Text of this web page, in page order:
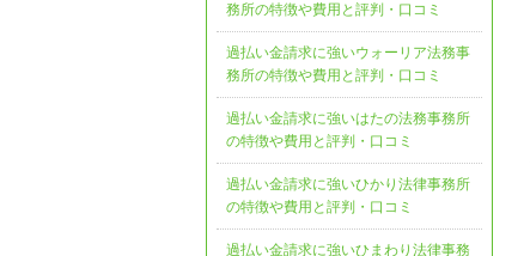
務所の特徴や費用と評判・口コミ
過払い金請求に強いウォーリア法務事
務所の特徴や費用と評判・口コミ
過払い金請求に強いはたの法務事務所
の特徴や費用と評判・口コミ
過払い金請求に強いひかり法律事務所
の特徴や費用と評判・口コミ
過払い金請求に強いひまわり法律事務